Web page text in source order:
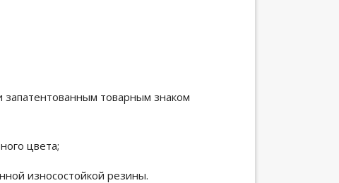
товарным знаком
цвета;
износостойкой резины.